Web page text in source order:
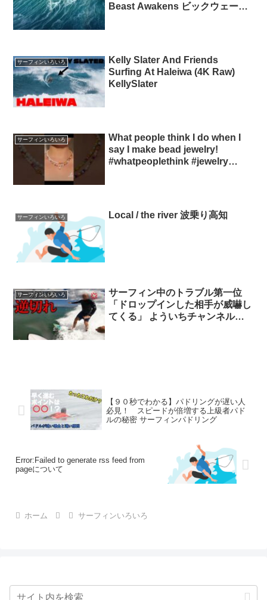
Beast Awakens ビックウェーブ
サーフィンいろいろ
Kelly Slater And Friends
Surfing At Haleiwa (4K Raw)
KellySlater
サーフィンいろいろ
What people think I do when I
say I make bead jewelry!
#whatpeoplethink #jewelry
サーフィンいろいろ Local / the river 波乗り高知
サーフィンいろいろ
サーフィン中のトラブル第一位
「ドロップインした相手が威嚇し
てくる」 よういちチャンネル
【９０秒でわかる】パドリングが遅い人
必見！ スピードが倍増する上級者パド
ルの秘密 サーフィンパドリング
Error:Failed to generate rss feed from
pageについて
ホーム サーフィンいろいろ